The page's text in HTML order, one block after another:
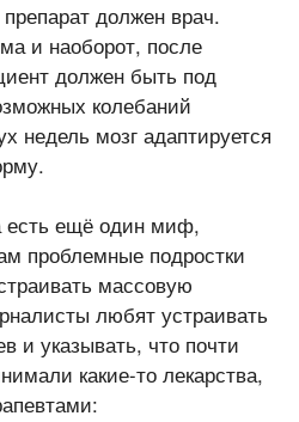
должен врач.
и наоборот, после
должен быть под
колебаний
недель мозг адаптируется
есть ещё один миф,
проблемные подростки
массовую
любят устраивать
и указывать, что почти
какие-то лекарства,